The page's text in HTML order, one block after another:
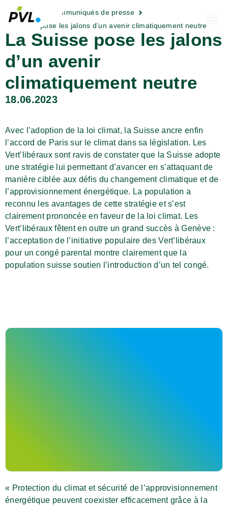
Actualités
Communiqués de presse
La Suisse pose les jalons d’un avenir climatiquement neutre
La Suisse pose les jalons
d’un avenir
climatiquement neutre
18.06.2023
Avec l’adoption de la loi climat, la Suisse ancre enfin
l’accord de Paris sur le climat dans sa législation. Les
Vert’libéraux sont ravis de constater que la Suisse adopte
une stratégie lui permettant d’avancer en s’attaquant de
manière ciblée aux défis du changement climatique et de
l’approvisionnement énergétique. La population a
reconnu les avantages de cette stratégie et s’est
clairement prononcée en faveur de la loi climat. Les
Vert’libéraux fêtent en outre un grand succès à Genève :
l’acceptation de l’initiative populaire des Vert’libéraux
pour un congé parental montre clairement que la
population suisse soutien l’introduction d’un tel congé.
« Protection du climat et sécurité de l’approvisionnement
énergétique peuvent coexister efficacement grâce à la